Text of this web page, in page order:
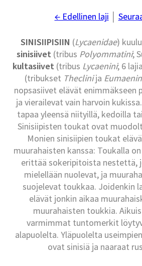
← Edellinen laji
SINISIIPISIIN (Lycaenidae)
sinisiivet (tribus Polyommatini;
kultasiivet(tribus Lycaenini; 6
(tribukset Theclinija
nopsasiivet elävät enimmäkseen
ja vierailevat vain harvoin
tapaa yleensä niityillä, kedoilla
Sinisiipisten toukat ovat
Monien sinisiipien toukat
muurahaisten kanssa: Toukalla
erittää sokeripitoista nestettä,
mielellään nuolevat, ja
suojelevat toukkaa. Joidenkin
elävät jonkin aikaa
muurahaisten toukkia.
varmimmat tuntomerkit
alapuolelta. Yläpuolelta
ovat sinisiä ja naaraat